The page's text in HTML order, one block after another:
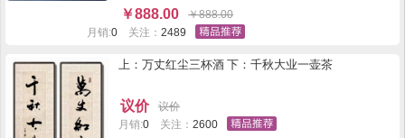
￥888.00 ￥888.00
月销:0 关注： 2489
上：万丈红尘三杯酒 下：千秋大业一壶茶
议价
议价
月销:0 关注：2600